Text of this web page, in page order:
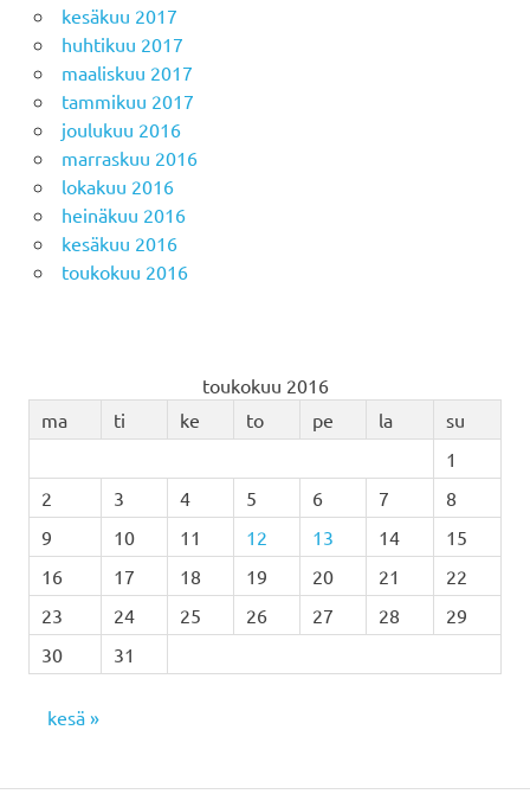
kesäkuu 2017
huhtikuu 2017
maaliskuu 2017
tammikuu 2017
joulukuu 2016
marraskuu 2016
lokakuu 2016
heinäkuu 2016
kesäkuu 2016
toukokuu 2016
toukokuu 2016
ma
ti ke to pe la
su
1
2
3 4 5 6 7
8
9
10 11 12 13 14
15
16
17 18 19 20 21
22
23
24 25 26 27 28
29
30
31
kesä »